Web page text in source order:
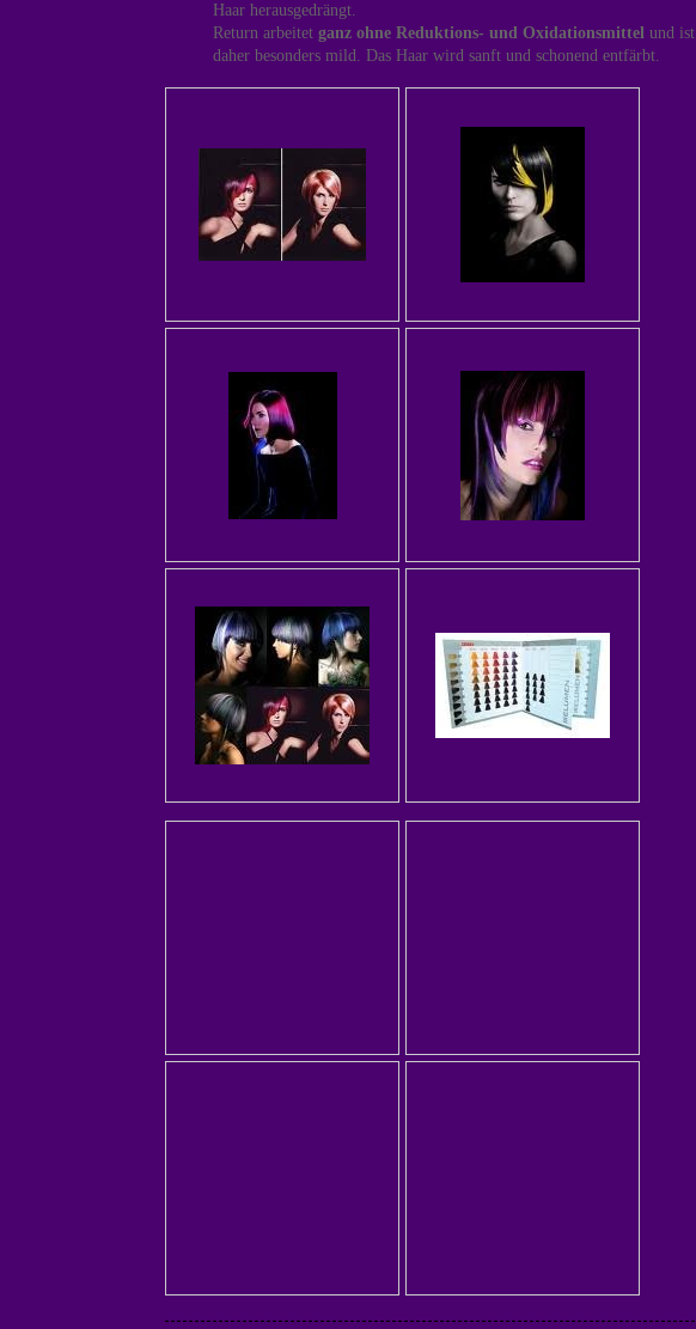
Haar herausgedrängt.
Return arbeitet ganz ohne Reduktions- und Oxidationsmittel und ist
daher besonders mild. Das Haar wird sanft und schonend entfärbt.